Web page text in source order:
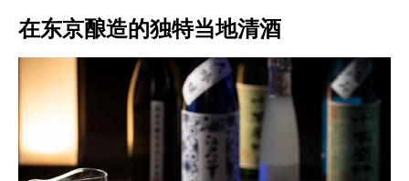
在东京酿造的独特当地清酒